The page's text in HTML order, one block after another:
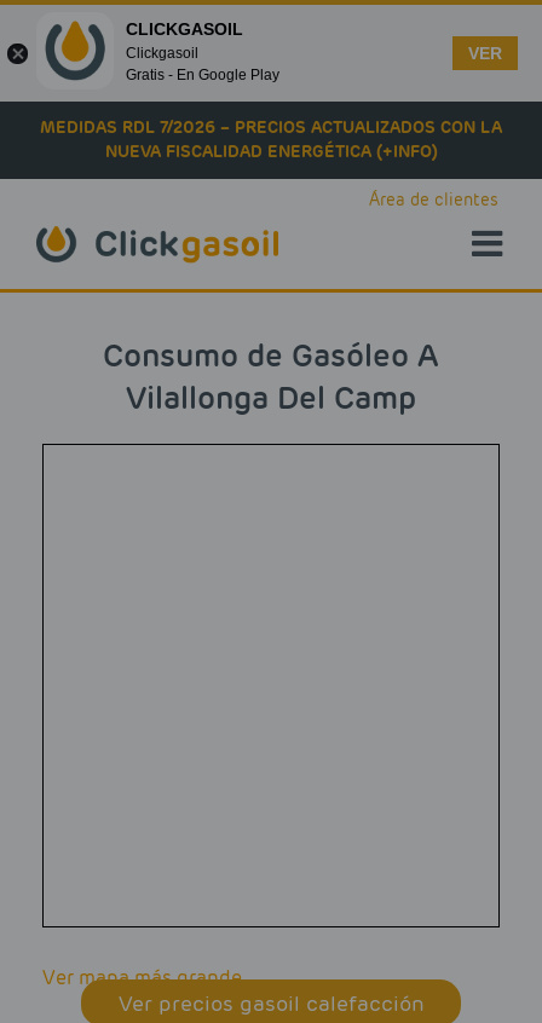
Skip to main content
MEDIDAS RDL 7/2026 – PRECIOS ACTUALIZADOS CON LA
NUEVA FISCALIDAD ENERGÉTICA (+INFO)
Área de clientes
Consumo de Gasóleo A
Vilallonga Del Camp
Ver mapa más grande
Ver precios gasoil calefacción
CLICKGASOIL
Clickgasoil
Gratis - En Google Play
VER